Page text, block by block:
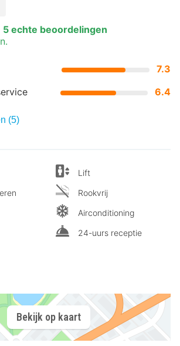
7.3
6.4
5 echte beoordelingen
(5)
Lift
Rookvrij
Airconditioning
24-uurs receptie
Bekijk op kaart